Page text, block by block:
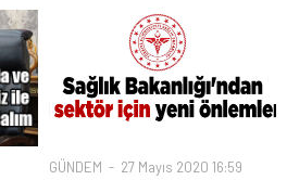
GÜNDEM 27 Mayıs 2020 16:59